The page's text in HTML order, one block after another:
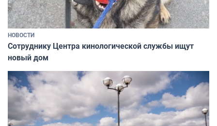
НОВОСТИ
Сотруднику Центра кинологической службы ищут
новый дом